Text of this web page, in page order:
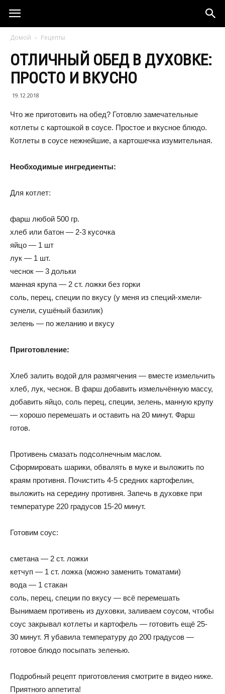
Домой Рецепты
ОТЛИЧНЫЙ ОБЕД В ДУХОВКЕ:
ПРОСТО И ВКУСНО
19.12.2018
Что же приготовить на обед? Готовлю замечательные
котлеты с картошкой в соусе. Простое и вкусное блюдо.
Котлеты в соусе нежнейшие, а картошечка изумительная.
Необходимые ингредиенты:
Для котлет:
фарш любой 500 гр.
хлеб или батон — 2-3 кусочка
яйцо — 1 шт
лук — 1 шт.
чеснок — 3 дольки
манная крупа — 2 ст. ложки без горки
соль, перец, специи по вкусу (у меня из специй-хмели-
сунели, сушёный базилик)
зелень — по желанию и вкусу
Приготовление:
Хлеб залить водой для размягчения — вместе измельчить
хлеб, лук, чеснок. В фарш добавить измельчённую массу,
добавить яйцо, соль перец, специи, зелень, манную крупу
— хорошо перемешать и оставить на 20 минут. Фарш
готов.
Противень смазать подсолнечным маслом.
Сформировать шарики, обвалять в муке и выложить по
краям противня. Почистить 4-5 средних картофелин,
выложить на середину противня. Запечь в духовке при
температуре 220 градусов 15-20 минут.
Готовим соус:
сметана — 2 ст. ложки
кетчуп — 1 ст. ложка (можно заменить томатами)
вода — 1 стакан
соль, перец, специи по вкусу — всё перемешать
Вынимаем противень из духовки, заливаем соусом, чтобы
соус закрывал котлеты и картофель — готовить ещё 25-
30 минут. Я убавила температуру до 200 градусов —
готовое блюдо посыпать зеленью.
Подробный рецепт приготовления смотрите в видео ниже.
Приятного аппетита!